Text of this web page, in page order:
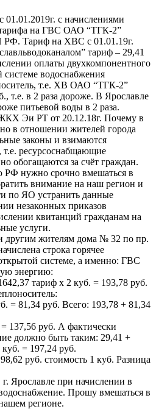
01.01.2019г. с начислениями
тарифа на ГВС ОАО “ТГК-2”
РФ. Тариф на ХВС с 01.01.19г.
тариф – 29,41
оплаты двухкомпонентного
водоснабжения
т.е. ХВ ОАО “ТГК-2”
т.е. в 2 раза дороже. В Ярославле
питьевой воды в 2 раза.
Эи РТ от 20.12.18г. Почему в
в отношении жителей города
законы и взимаются
т.е. ресурсоснабщающие
обогащаются за счёт граждан.
нужно срочно вмешаться в
внимание на наш регион и
по ЯО устранить данные
незаконных приказов
квитанций гражданам на
услуги.
другим жителям дома № 32 по пр.
строка горячее
системе, а именно: ГВС
энергию:
тариф х 2 куб. = 193,78 руб.
= 81,34 руб. Всего: 193,78 + 81,34
137,56 руб. А фактически
должно быть таким: 29,41 +
= 197,24 руб.
руб. стоимость 1 куб. Разница
г. Ярославле при начислении в
Прошу вмешаться в
регионе.